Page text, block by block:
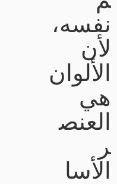
نفسه،
لأن
الألوان
هي
العنص
ر
الأسا